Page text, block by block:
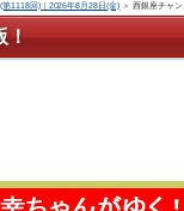
1118回)｜2026年8月28日(金) ＞西銀座チャ
！